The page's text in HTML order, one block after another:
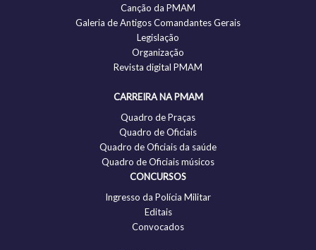
Canção da PMAM
Galeria de Antigos Comandantes Gerais
Legislação
Organização
Revista digital PMAM
CARREIRA NA PMAM
Quadro de Praças
Quadro de Oficiais
Quadro de Oficiais da saúde
Quadro de Oficiais músicos
CONCURSOS
Ingresso da Polícia Militar
Editais
Convocados